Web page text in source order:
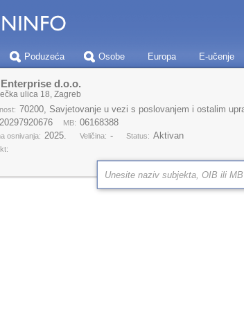
Poduzeća Osobe Europa E-učenje
d.o.o.
ulica 18, Zagreb
70200, Savjetovanje u vezi s poslovanjem i ostalim
20297920676 MB: 06168388
osnivanja: 2025. Veličina: - Status: Aktivan